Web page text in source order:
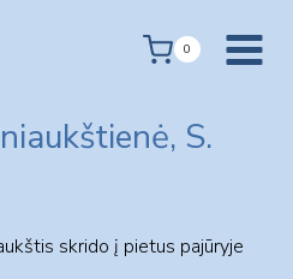
0
S.
skrido į pietus pajūryje